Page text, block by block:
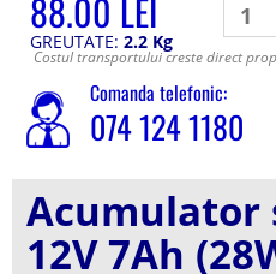
88.00 LEI
GREUTATE: 2.2 Kg
Costul transportului creste direct
Comanda telefonic:
074 124 1180
Acumulator
12V 7Ah